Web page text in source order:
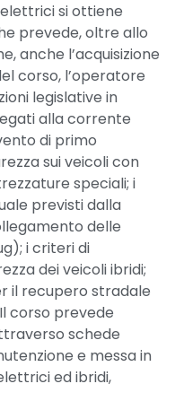
si ottiene
prevede, oltre allo
anche l’acquisizione
corso, l’operatore
legislative in
alla corrente
di primo
sui veicoli con
speciali; i
previsti dalla
delle
i criteri di
dei veicoli ibridi;
il recupero stradale
corso prevede
schede
e messa in
ed ibridi,